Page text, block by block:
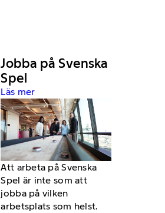
Jobba på Svenska
Spel
Läs mer
Att arbeta på Svenska
Spel är inte som att
jobba på vilken
arbetsplats som helst.